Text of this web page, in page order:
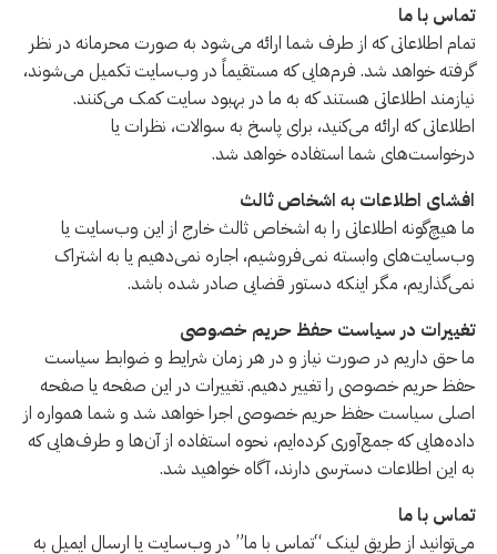
تماس با ما
تمام اطلاعاتی که از طرف شما ارائه می‌شود به صورت محرمانه در نظر
گرفته خواهد شد. فرم‌هایی که مستقیماً در وب‌سایت تکمیل می‌شوند،
نیازمند اطلاعاتی هستند که به ما در بهبود سایت کمک می‌کنند.
اطلاعاتی که ارائه می‌کنید، برای پاسخ به سوالات، نظرات یا
درخواست‌های شما استفاده خواهد شد.
افشای اطلاعات به اشخاص ثالث
ما هیچ‌گونه اطلاعاتی را به اشخاص ثالث خارج از این وب‌سایت یا
وب‌سایت‌های وابسته نمی‌فروشیم، اجاره نمی‌دهیم یا به اشتراک
نمی‌گذاریم، مگر اینکه دستور قضایی صادر شده باشد.
تغییرات در سیاست حفظ حریم خصوصی
ما حق داریم در صورت نیاز و در هر زمان شرایط و ضوابط سیاست
حفظ حریم خصوصی را تغییر دهیم. تغییرات در این صفحه یا صفحه
اصلی سیاست حفظ حریم خصوصی اجرا خواهد شد و شما همواره از
داده‌هایی که جمع‌آوری کرده‌ایم، نحوه استفاده از آن‌ها و طرف‌هایی که
به این اطلاعات دسترسی دارند، آگاه خواهید شد.
تماس با ما
می‌توانید از طریق لینک “تماس با ما” در وب‌سایت یا ارسال ایمیل به